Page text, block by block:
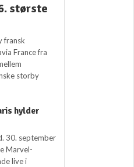
største
fransk
France fra
storby
hylder
30. september
Marvel-
live i